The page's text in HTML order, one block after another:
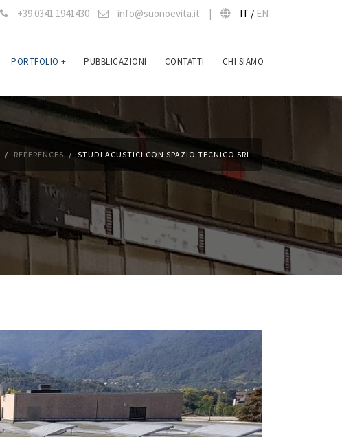
+39 0341 1941430 info@suonoevita.it | IT / EN
PORTFOLIO + PUBBLICAZIONI CONTATTI CHI SIAMO
REFERENCES STUDI ACUSTICI CON SPAZIO TECNICO SRL